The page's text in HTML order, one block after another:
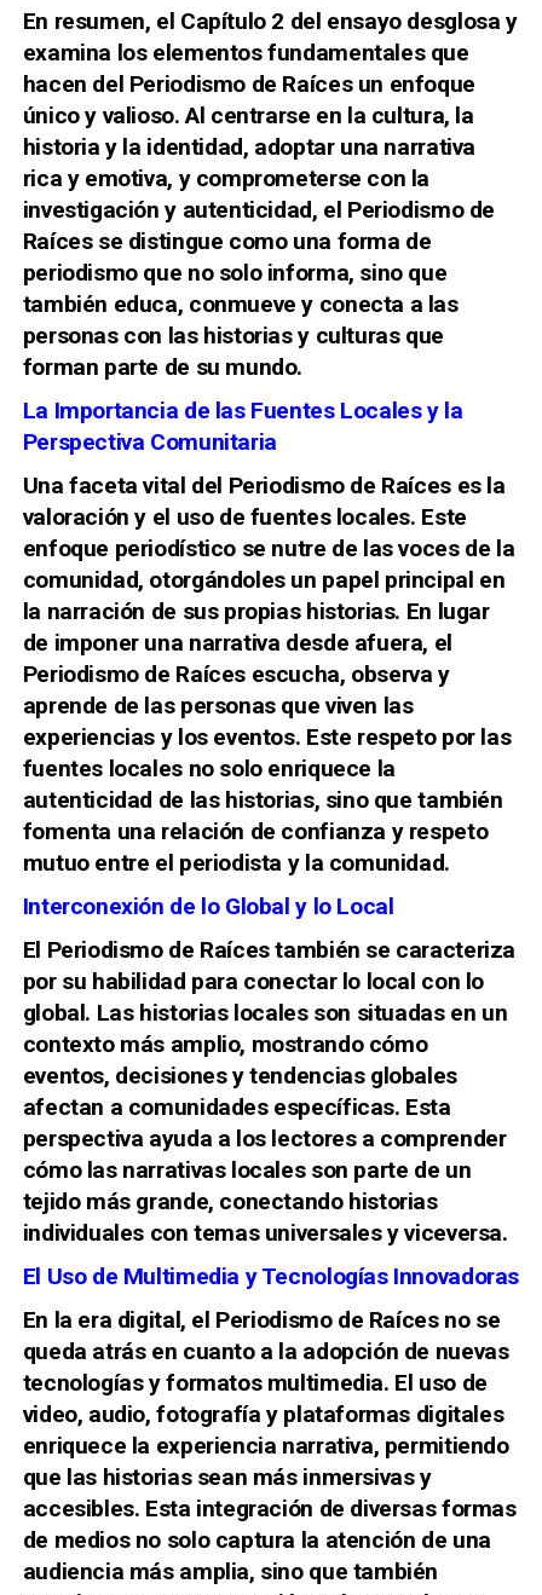
En resumen, el Capítulo 2 del ensayo desglosa y
examina los elementos fundamentales que
hacen del Periodismo de Raíces un enfoque
único y valioso. Al centrarse en la cultura, la
historia y la identidad, adoptar una narrativa
rica y emotiva, y comprometerse con la
investigación y autenticidad, el Periodismo de
Raíces se distingue como una forma de
periodismo que no solo informa, sino que
también educa, conmueve y conecta a las
personas con las historias y culturas que
forman parte de su mundo.
La Importancia de las Fuentes Locales y la
Perspectiva Comunitaria
Una faceta vital del Periodismo de Raíces es la
valoración y el uso de fuentes locales. Este
enfoque periodístico se nutre de las voces de la
comunidad, otorgándoles un papel principal en
la narración de sus propias historias. En lugar
de imponer una narrativa desde afuera, el
Periodismo de Raíces escucha, observa y
aprende de las personas que viven las
experiencias y los eventos. Este respeto por las
fuentes locales no solo enriquece la
autenticidad de las historias, sino que también
fomenta una relación de confianza y respeto
mutuo entre el periodista y la comunidad.
Interconexión de lo Global y lo Local
El Periodismo de Raíces también se caracteriza
por su habilidad para conectar lo local con lo
global. Las historias locales son situadas en un
contexto más amplio, mostrando cómo
eventos, decisiones y tendencias globales
afectan a comunidades específicas. Esta
perspectiva ayuda a los lectores a comprender
cómo las narrativas locales son parte de un
tejido más grande, conectando historias
individuales con temas universales y viceversa.
El Uso de Multimedia y Tecnologías Innovadoras
En la era digital, el Periodismo de Raíces no se
queda atrás en cuanto a la adopción de nuevas
tecnologías y formatos multimedia. El uso de
video, audio, fotografía y plataformas digitales
enriquece la experiencia narrativa, permitiendo
que las historias sean más inmersivas y
accesibles. Esta integración de diversas formas
de medios no solo captura la atención de una
audiencia más amplia, sino que también